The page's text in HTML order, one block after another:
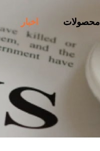
محصولات اخبار